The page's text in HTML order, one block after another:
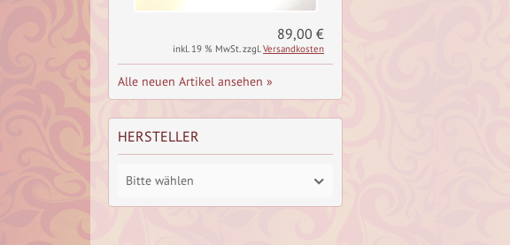
89,00 €
inkl. 19 % MwSt. zzgl.Versandkosten
Alle neuen Artikel ansehen »
HERSTELLER
Bitte wählen